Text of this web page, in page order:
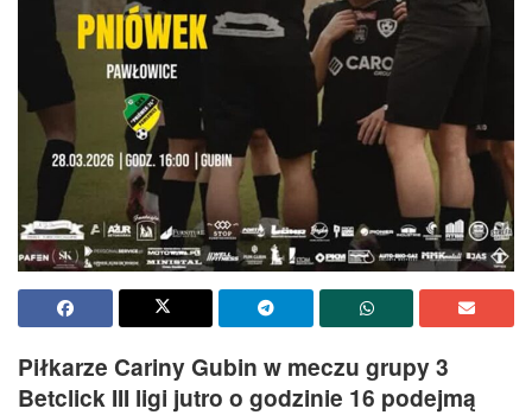
Piłkarze Cariny Gubin w meczu grupy 3
Betclick III ligi jutro o godzinie 16 podejmą